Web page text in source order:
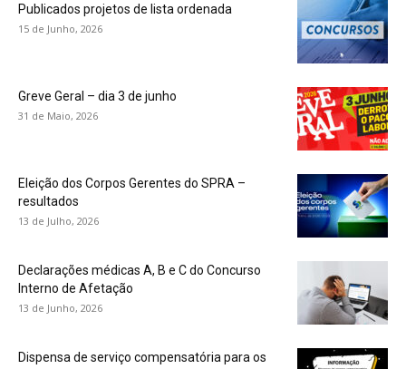
Publicados projetos de lista ordenada
15 de Junho, 2026
Greve Geral – dia 3 de junho
31 de Maio, 2026
Eleição dos Corpos Gerentes do SPRA –
resultados
13 de Julho, 2026
Declarações médicas A, B e C do Concurso
Interno de Afetação
13 de Junho, 2026
Dispensa de serviço compensatória para os